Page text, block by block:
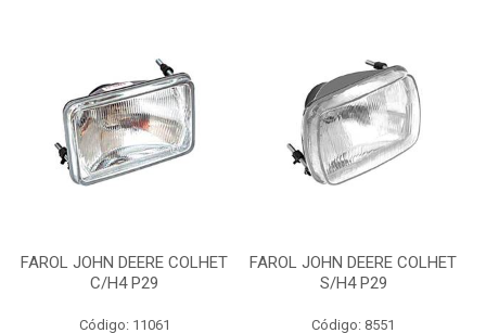
FAROL JOHN DEERE COLHET
C/H4 P29
Código: 11061
FAROL JOHN DEERE COLHET
S/H4 P29
Código: 8551